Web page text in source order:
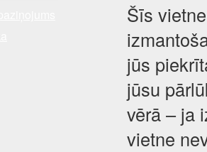
Šīs
jūs
jūsu
vērā – ja
vietne